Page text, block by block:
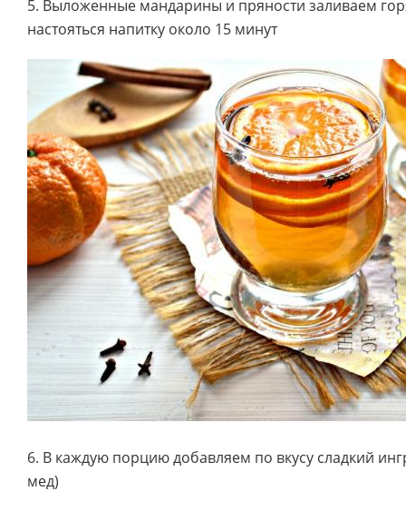
5. Выложенные мандарины и пряности заливаем
настояться напитку около 15 минут
6. В каждую порцию добавляем по вкусу сладкий
мед)